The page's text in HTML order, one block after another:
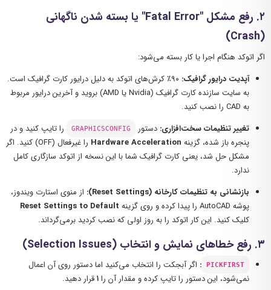
۲. رفع مشکل "Fatal Error" یا بسته شدن ناگهانی
(Crash)
اگر اتوکد هنگام اجرا یا کار بسته می‌شود:
آپدیت درایور گرافیک:
۹۰٪ کرش‌های اتوکد به دلیل درایور کارت گرافیک است.
به سایت سازنده کارت گرافیک (Nvidia یا AMD) بروید و آخرین درایور مربوط
به CAD را نصب کنید.
تغییر تنظیمات سخت‌افزاری: دستور GRAPHICSCONFIG
را تایپ کنید و در
پنجره باز شده، گزینه Hardware Acceleration
را غیرفعال (OFF) کنید. اگر
مشکل حل شد، یعنی کارت گرافیک شما با این نسخه از اتوکد سازگاری کامل
ندارد.
بازنشانی به تنظیمات کارخانه (Reset Settings):
از منوی استارت ویندوز،
پوشه AutoCAD را پیدا کرده و روی گزینه
Reset Settings to Default
کلیک کنید. این کار اتوکد را به روز اولی که نصب کردید برمی‌گرداند.
۳. رفع خطاهای نمایش و انتخاب (Selection Issues)
PICKFIRST
: اگر آبجکت را انتخاب می‌کنید اما دستور روی آن اعمال
نمی‌شود، این دستور را تایپ کرده و مقدار آن را۱قرار دهید.